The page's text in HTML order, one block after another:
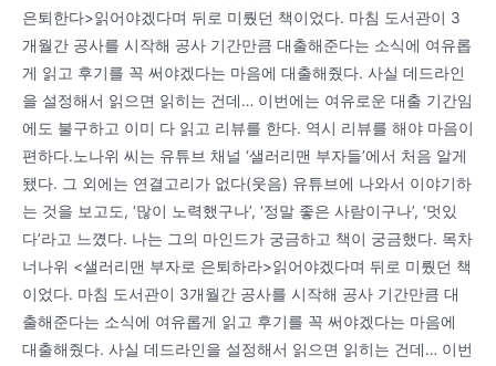
은퇴한다>읽어야겠다며 뒤로 미뤘던 책이었다. 마침 도서관이 3
개월간 공사를 시작해 공사 기간만큼 대출해준다는 소식에 여유롭
게 읽고 후기를 꼭 써야겠다는 마음에 대출해줬다. 사실 데드라인
을 설정해서 읽으면 읽히는 건데… 이번에는 여유로운 대출 기간임
에도 불구하고 이미 다 읽고 리뷰를 한다. 역시 리뷰를 해야 마음이
편하다.노나위 씨는 유튜브 채널 ‘샐러리맨 부자들’에서 처음 알게
됐다. 그 외에는 연결고리가 없다(웃음) 유튜브에 나와서 이야기하
는 것을 보고도, ‘많이 노력했구나’, ‘정말 좋은 사람이구나’, ‘멋있
다’라고 느꼈다. 나는 그의 마인드가 궁금하고 책이 궁금했다. 목차
너나위 <샐러리맨 부자로 은퇴하라>읽어야겠다며 뒤로 미뤘던 책
이었다. 마침 도서관이 3개월간 공사를 시작해 공사 기간만큼 대
출해준다는 소식에 여유롭게 읽고 후기를 꼭 써야겠다는 마음에
대출해줬다. 사실 데드라인을 설정해서 읽으면 읽히는 건데… 이번